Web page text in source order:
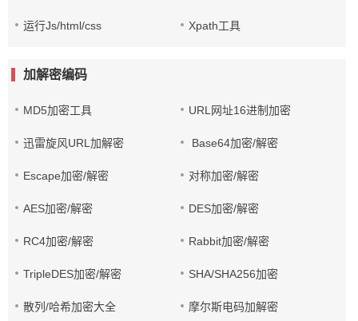
运行Js/html/css Xpath工具
加解密编码
MD5加密工具 URL网址16进制加密
迅雷旋风URL加解密 Base64加密/解密
Escape加密/解密 对称加密/解密
AES加密/解密 DES加密/解密
RC4加密/解密 Rabbit加密/解密
TripleDES加密/解密 SHA/SHA256加密
散列/哈希加密大全 摩尔斯电码加解密